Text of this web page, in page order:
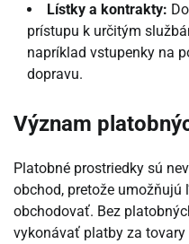
Lístky a kontrakty:
prístupu k určitým
napríklad vstupenky na
dopravu.
Význam
Platobné prostriedky sú
obchod, pretože
obchodovať. Bez
vykonávať platby za tovary